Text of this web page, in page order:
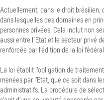
Actuellement, dans le droit brésilien,
dans lesquelles des domaines en
personnes privées. Cela inclut non
aussi entre l´Etat et le secteur privé
renforcée par l’édition de la loi
La loi établit l’obligation de
menées par l’Etat, que ce soit dans
administratifs. La procédure de